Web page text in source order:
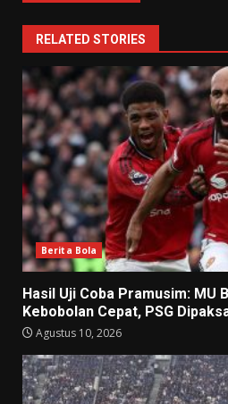
RELATED STORIES
Berita Bola
Hasil Uji Coba Pramusim: MU
Kebobolan Cepat, PSG
Agustus 10, 2026